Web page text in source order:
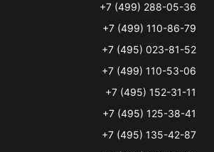
+7 (499) 288-05-36
+7 (499) 110-86-79
+7 (495) 023-81-52
+7 (499) 110-53-06
+7 (495) 152-31-11
+7 (495) 125-38-41
+7 (495) 135-42-87